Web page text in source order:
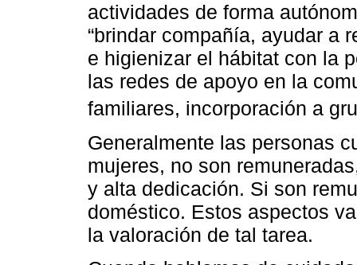
actividades de forma
“brindar compañía, ayudar a
e higienizar el hábitat con la
las redes de apoyo en la
familiares, incorporación a
Generalmente las personas
mujeres, no son
y alta dedicación. Si son
doméstico. Estos aspectos
la valoración de tal tarea.